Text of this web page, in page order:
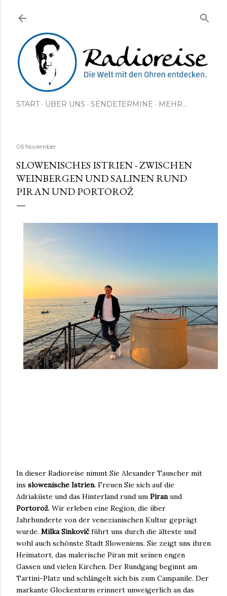
START ÜBER UNS SENDETERMINE MEHR…
05 November
SLOWENISCHES ISTRIEN - ZWISCHEN
WEINBERGEN UND SALINEN RUND
PIRAN UND PORTOROŽ
In dieser Radioreise nimmt Sie Alexander Tauscher mit
ins slowenische Istrien. Freuen Sie sich auf die
Adriaküste und das Hinterland rund um Piranund
Portorož. Wir erleben eine Region, die über
Jahrhunderte von der venezianischen Kultur geprägt
wurde. Milka Sinkovičführt uns durch die älteste und
wohl auch schönste Stadt Sloweniens. Sie zeigt uns ihren
Heimatort, das malerische Piran mit seinen engen
Gassen und vielen Kirchen. Der Rundgang beginnt am
Tartini-Platz und schlängelt sich bis zum Campanile. Der
markante Glockenturm erinnert unweigerlich an das